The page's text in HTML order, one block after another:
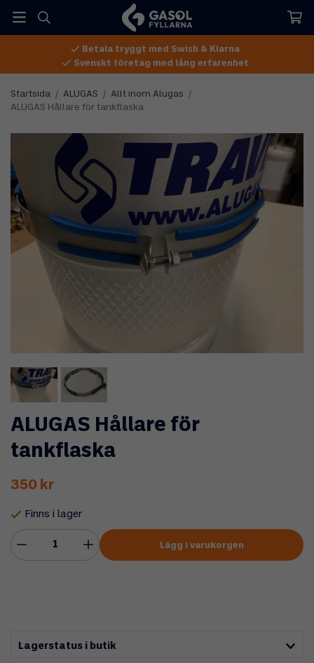
Betala tryggt med Swish & Klarna
Svenskt företag med lång erfarenhet
Startsida / ALUGAS / Allt inom Alugas
/
ALUGAS Hållare för tankflaska
ALUGAS Hållare för
tankflaska
350 kr
Finns i lager
Lägg i varukorgen
Lagerstatus i butik